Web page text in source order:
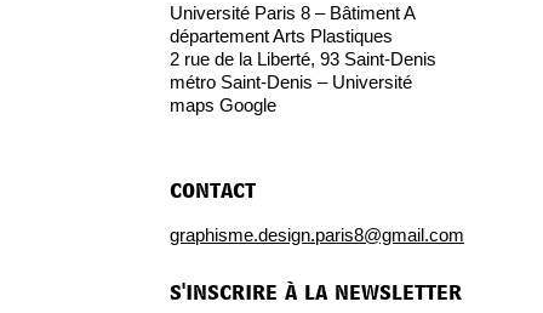
Université Paris 8 – Bâtiment A
département Arts Plastiques
2 rue de la Liberté, 93 Saint-Denis
métro Saint-Denis – Université
maps Google
contact
graphisme.design.paris8@gmail.com
s'inscrire à la newsletter